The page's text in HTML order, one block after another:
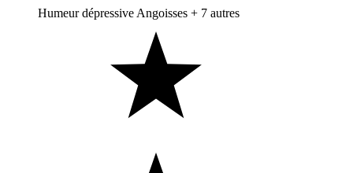
Humeur dépressive Angoisses + 7 autres